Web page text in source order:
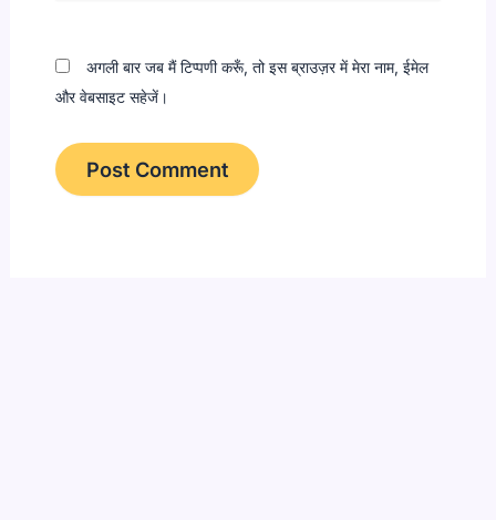
अगली बार जब मैं टिप्पणी करूँ, तो इस ब्राउज़र में मेरा नाम, ईमेल
और वेबसाइट सहेजें।